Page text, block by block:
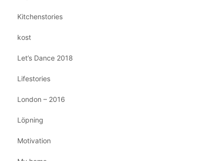
Kitchenstories
kost
Let’s Dance 2018
Lifestories
London – 2016
Löpning
Motivation